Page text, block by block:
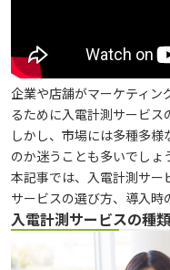
企業や店舗がマーケティン
るために入電計測サービス
しかし、市場には多種多
のか迷うことも多いでしょ
本記事では、入電計測サー
サービスの選び方、導入時
入電計測サービスの種